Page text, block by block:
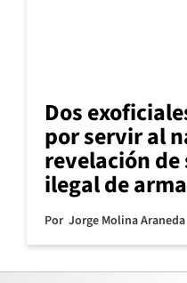
Dos
por servir al
revelación
ilegal de
Por Jorge Molina Araneda